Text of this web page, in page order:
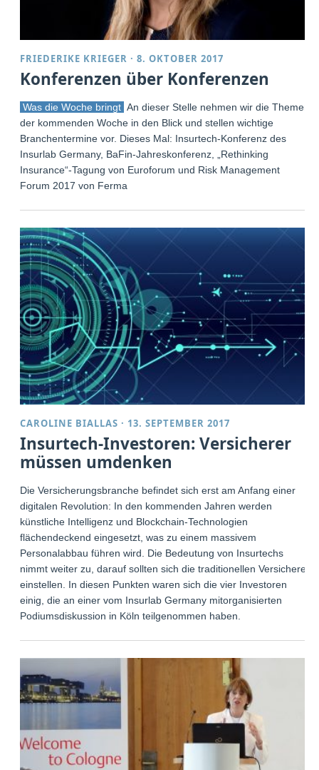
FRIEDERIKE KRIEGER ·8. OKTOBER 2017
Konferenzen über Konferenzen
Was die Woche bringt An dieser Stelle nehmen wir die Themen
der kommenden Woche in den Blick und stellen wichtige
Branchentermine vor. Dieses Mal: Insurtech-Konferenz des
Insurlab Germany, BaFin-Jahreskonferenz, „Rethinking
Insurance“-Tagung von Euroforum und Risk Management
Forum 2017 von Ferma
CAROLINE BIALLAS · 13. SEPTEMBER 2017
Insurtech-Investoren: Versicherer
müssen umdenken
Die Versicherungsbranche befindet sich erst am Anfang einer
digitalen Revolution: In den kommenden Jahren werden
künstliche Intelligenz und Blockchain-Technologien
flächendeckend eingesetzt, was zu einem massivem
Personalabbau führen wird. Die Bedeutung von Insurtechs
nimmt weiter zu, darauf sollten sich die traditionellen Versicherer
einstellen. In diesen Punkten waren sich die vier Investoren
einig, die an einer vom Insurlab Germany mitorganisierten
Podiumsdiskussion in Köln teilgenommen haben.